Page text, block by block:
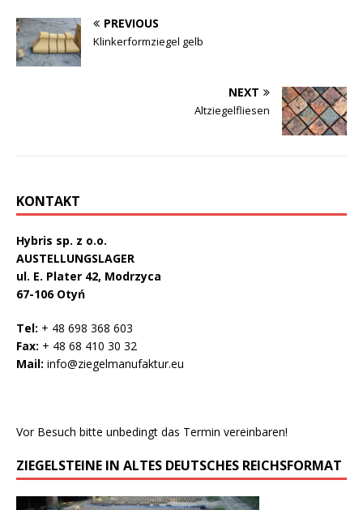
PREVIOUS
Klinkerformziegel gelb
NEXT
Altziegelfliesen
KONTAKT
Hybris sp. z o.o.
AUSTELLUNGSLAGER
ul. E. Plater 42, Modrzyca
67-106 Otyń
Tel: + 48 698 368 603
Fax: + 48 68 410 30 32
Mail: info@ziegelmanufaktur.eu
Vor Besuch bitte unbedingt das Termin vereinbaren!
ZIEGELSTEINE IN ALTES DEUTSCHES REICHSFORMAT